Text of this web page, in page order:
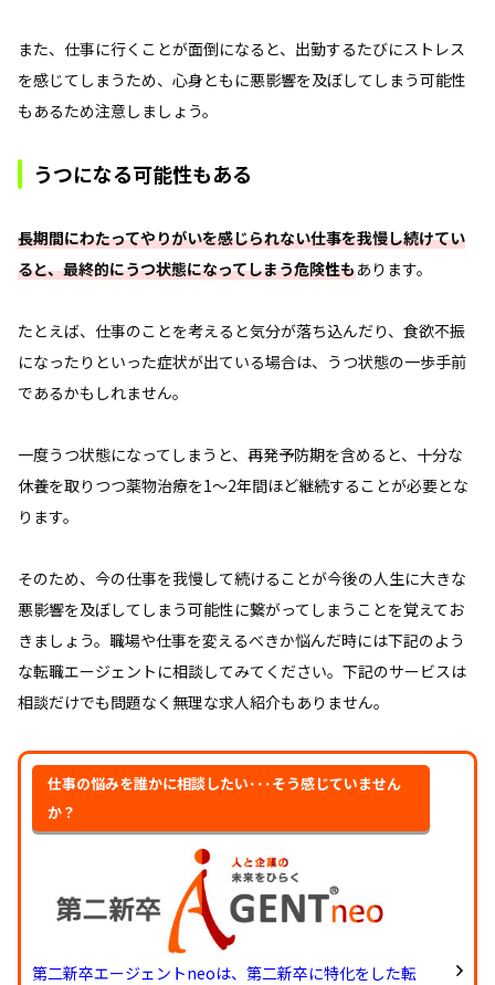
また、仕事に行くことが面倒になると、出勤するたびにストレス
を感じてしまうため、心身ともに悪影響を及ぼしてしまう可能性
もあるため注意しましょう。
うつになる可能性もある
長期間にわたってやりがいを感じられない仕事を我慢し続けてい
ると、最終的にうつ状態になってしまう危険性もあります。
たとえば、仕事のことを考えると気分が落ち込んだり、食欲不振
になったりといった症状が出ている場合は、うつ状態の一歩手前
であるかもしれません。
一度うつ状態になってしまうと、再発予防期を含めると、十分な
休養を取りつつ薬物治療を1～2年間ほど継続することが必要とな
ります。
そのため、今の仕事を我慢して続けることが今後の人生に大きな
悪影響を及ぼしてしまう可能性に繋がってしまうことを覚えてお
きましょう。職場や仕事を変えるべきか悩んだ時には下記のよう
な転職エージェントに相談してみてください。下記のサービスは
相談だけでも問題なく無理な求人紹介もありません。
仕事の悩みを誰かに相談したい･･･そう感じていません
か？
第二新卒エージェントneoは、第二新卒に特化をした転